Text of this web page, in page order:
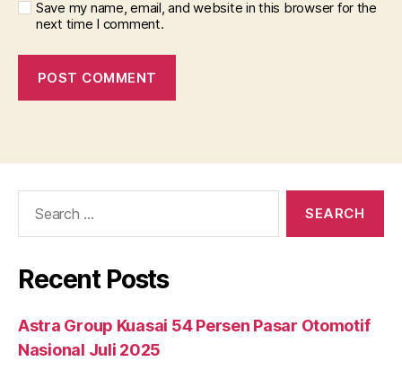
Save my name, email, and website in this browser for the
next time I comment.
Recent Posts
Astra Group Kuasai 54 Persen Pasar Otomotif
Nasional Juli 2025